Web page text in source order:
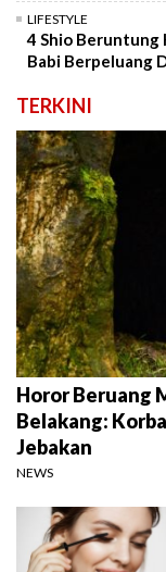
LIFESTYLE
4 Shio Beruntung
Babi Berpeluang
TERKINI
Horor Beruang
Belakang:
Jebakan
NEWS